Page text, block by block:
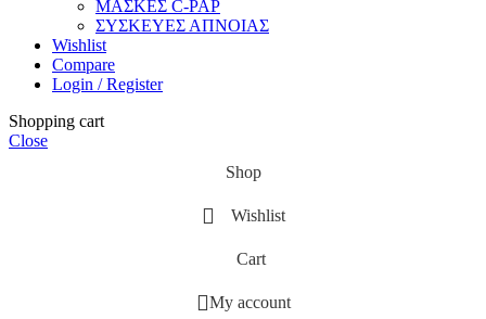
ΜΑΣΚΕΣ C-PAP
ΣΥΣΚΕΥΕΣ ΑΠΝΟΙΑΣ
Wishlist
Compare
Login / Register
Shopping cart
Close
Shop
Wishlist
Cart
My account